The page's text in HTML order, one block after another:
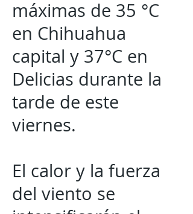
máximas de 35 °C
en Chihuahua
capital y 37°C en
Delicias durante la
tarde de este
viernes.
El calor y la fuerza
del viento se